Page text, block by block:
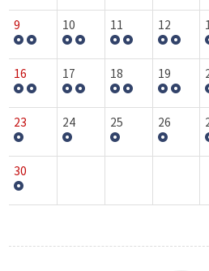
9 10 11 12
16 17 18 19
23 24 25 26
30